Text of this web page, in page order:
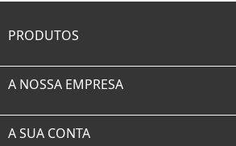
PRODUTOS
A NOSSA EMPRESA
A SUA CONTA